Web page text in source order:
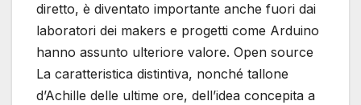
diretto, è diventato importante anche fuori dai
laboratori dei makers e progetti come Arduino
hanno assunto ulteriore valore. Open source
La caratteristica distintiva, nonché tallone
d’Achille delle ultime ore, dell’idea concepita a